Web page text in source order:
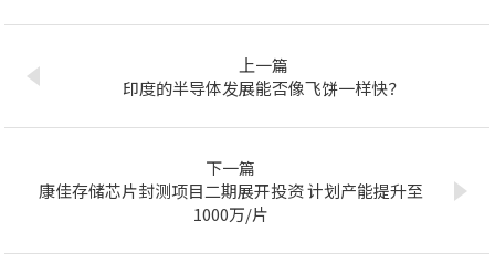
上一篇
印度的半导体发展能否像飞饼一样快？
下一篇
康佳存储芯片封测项目二期展开投资 计划产能提升至
1000万/片